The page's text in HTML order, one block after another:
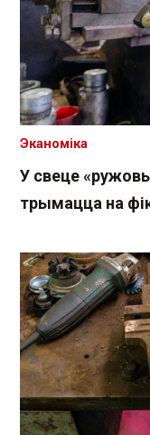
У свеце
трымацца на
Эканоміка